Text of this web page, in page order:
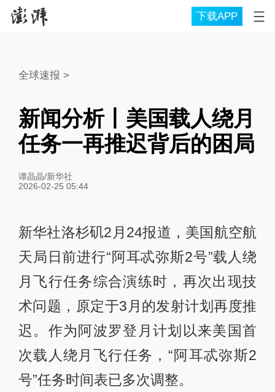
下载APP
全球速报 >
新闻分析丨美国载人绕月
任务一再推迟背后的困局
谭晶晶/新华社
2026-02-25 05:44
新华社洛杉矶2月24报道，美国航空航
天局日前进行“阿耳忒弥斯2号”载人绕
月飞行任务综合演练时，再次出现技
术问题，原定于3月的发射计划再度推
迟。作为阿波罗登月计划以来美国首
次载人绕月飞行任务，“阿耳忒弥斯2
号”任务时间表已多次调整。